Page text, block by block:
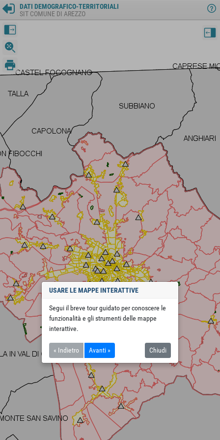
DATI DEMOGRAFICO-TERRITORIALI
SIT COMUNE DI AREZZO
USARE LE MAPPE INTERATTIVE
Segui il breve tour guidato per conoscere le
funzionalità e gli strumenti delle mappe
interattive.
« Indietro Avanti » Chiudi